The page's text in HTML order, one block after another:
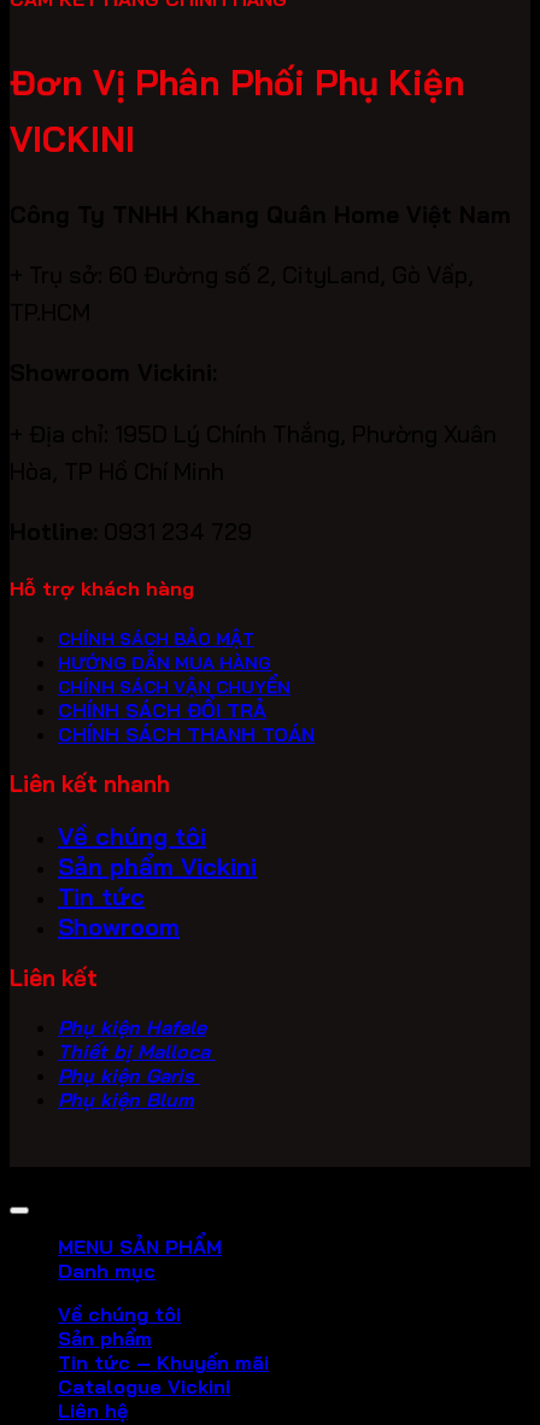
Đơn Vị Phân Phối Phụ Kiện
VICKINI
Hỗ trợ khách hàng
CHÍNH SÁCH BẢO MẬT
HƯỚNG DẪN MUA HÀNG
CHÍNH SÁCH VẬN CHUYỂN
CHÍNH SÁCH ĐỔI TRẢ
CHÍNH SÁCH THANH TOÁN
Liên kết nhanh
Về chúng tôi
Sản phẩm Vickini
Tin tức
Showroom
Liên kết
Phụ kiện Hafele
Thiết bị Malloca
Phụ kiện Garis
Phụ kiện Blum
MENU SẢN PHẨM
Danh mục
Về chúng tôi
Sản phẩm
Tin tức – Khuyến mãi
Catalogue Vickini
Liên hệ